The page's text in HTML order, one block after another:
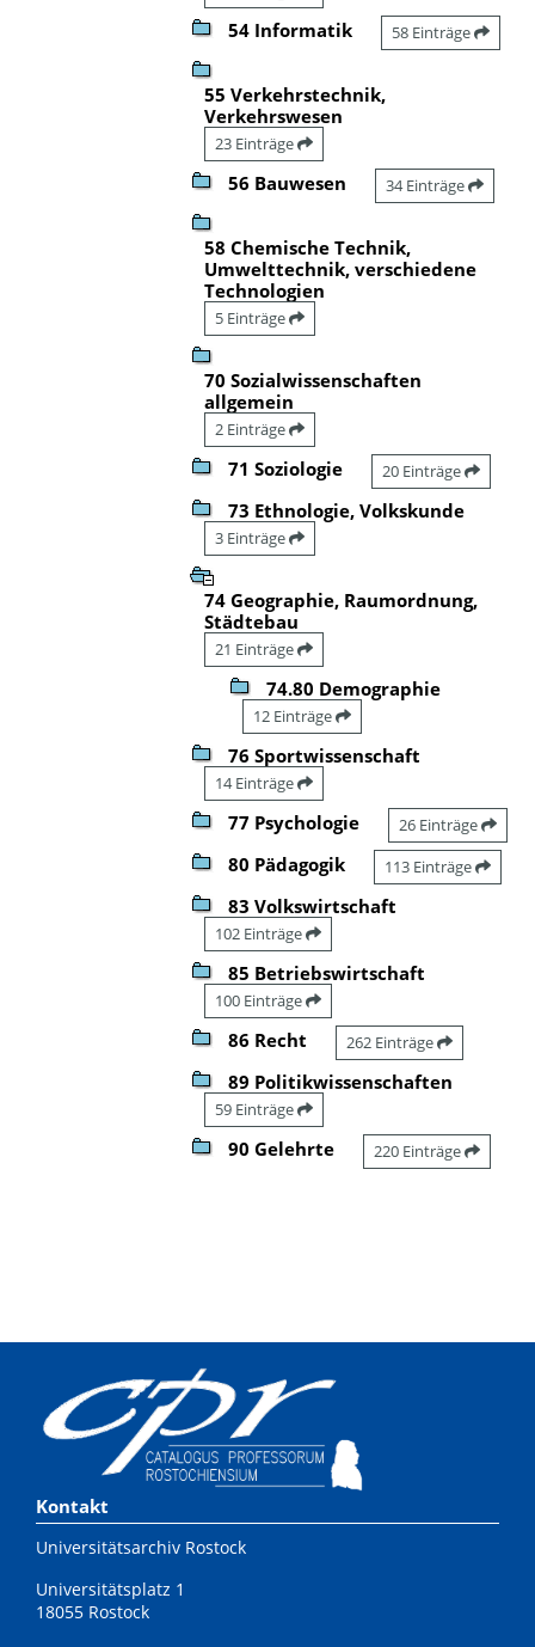
54 Informatik 58 Einträge
55 Verkehrstechnik,
Verkehrswesen
23 Einträge
56 Bauwesen 34 Einträge
58 Chemische Technik,
Umwelttechnik, verschiedene
Technologien
5 Einträge
70 Sozialwissenschaften
allgemein
2 Einträge
71 Soziologie 20 Einträge
73 Ethnologie, Volkskunde
3 Einträge
74 Geographie, Raumordnung,
Städtebau
21 Einträge
74.80 Demographie
12 Einträge
76 Sportwissenschaft
14 Einträge
77 Psychologie 26 Einträge
80 Pädagogik 113 Einträge
83 Volkswirtschaft
102 Einträge
85 Betriebswirtschaft
100 Einträge
86 Recht 262 Einträge
89 Politikwissenschaften
59 Einträge
90 Gelehrte 220 Einträge
Kontakt
Universitätsarchiv Rostock
Universitätsplatz 1
18055 Rostock